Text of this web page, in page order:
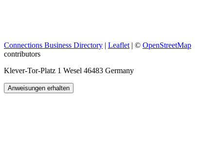
Connections Business Directory | Leaflet | © OpenStreetMap
contributors
Klever-Tor-Platz 1 Wesel 46483 Germany
Anweisungen erhalten